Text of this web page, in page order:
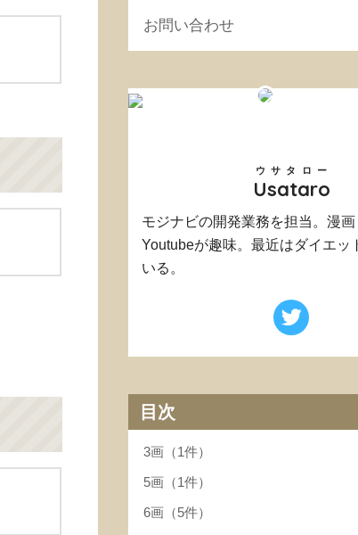
お問い合わせ
Usataro
ウサタロー
モジナビの開発業務を担当。漫画
Youtubeが趣味。最近はダイエッ
いる。
目次
3画（1件）
5画（1件）
6画（5件）